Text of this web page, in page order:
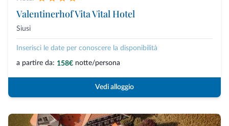
Valentinerhof Vita Vital Hotel
Siusi
Inserisci le date per conoscere la disponibilità
a partire da: 158€ notte/persona
Vedi alloggio